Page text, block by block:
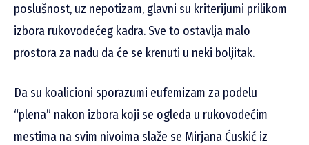
poslušnost, uz nepotizam, glavni su kriterijumi prilikom
izbora rukovodećeg kadra. Sve to ostavlja malo
prostora za nadu da će se krenuti u neki boljitak.
Da su koalicioni sporazumi eufemizam za podelu
“plena” nakon izbora koji se ogleda u rukovodećim
mestima na svim nivoima slaže se Mirjana Ćuskić iz